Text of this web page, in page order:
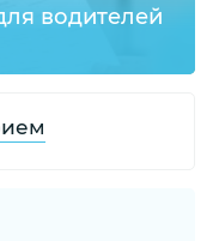
водителей